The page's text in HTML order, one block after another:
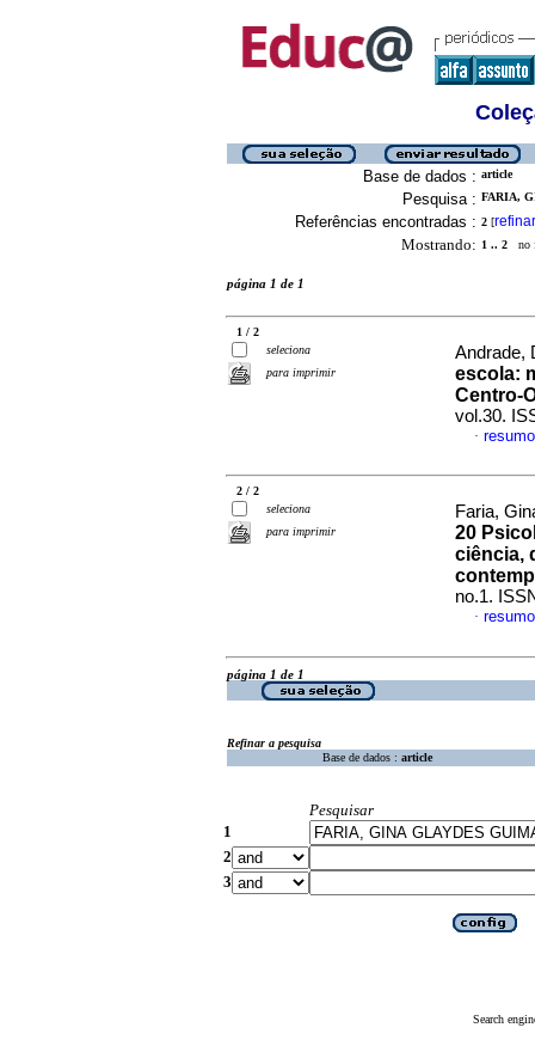
Base de dados : article
Pesquisa : FARIA,
Referências encontradas : 2 [refinar
Mostrando: 1 .. 2 no
página 1 de 1
1 / 2
seleciona
para imprimir
Andrade,
escola:
Centro-
vol.30.
·
2 / 2
seleciona
para imprimir
Faria,
20
ciência,
no.1.
·
página 1 de 1
Refinar a pesquisa
Base de dados : article
Pesquisar
1
2
3
Search